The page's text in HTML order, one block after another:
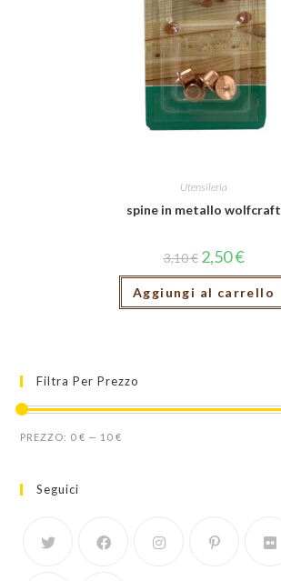
Utensileria
spine in metallo wolfcraft
3,10€ 2,50€
Aggiungi al carrello
Filtra Per Prezzo
Prezzo
Prezzo
PREZZO: 0 € — 10 €
Seguici